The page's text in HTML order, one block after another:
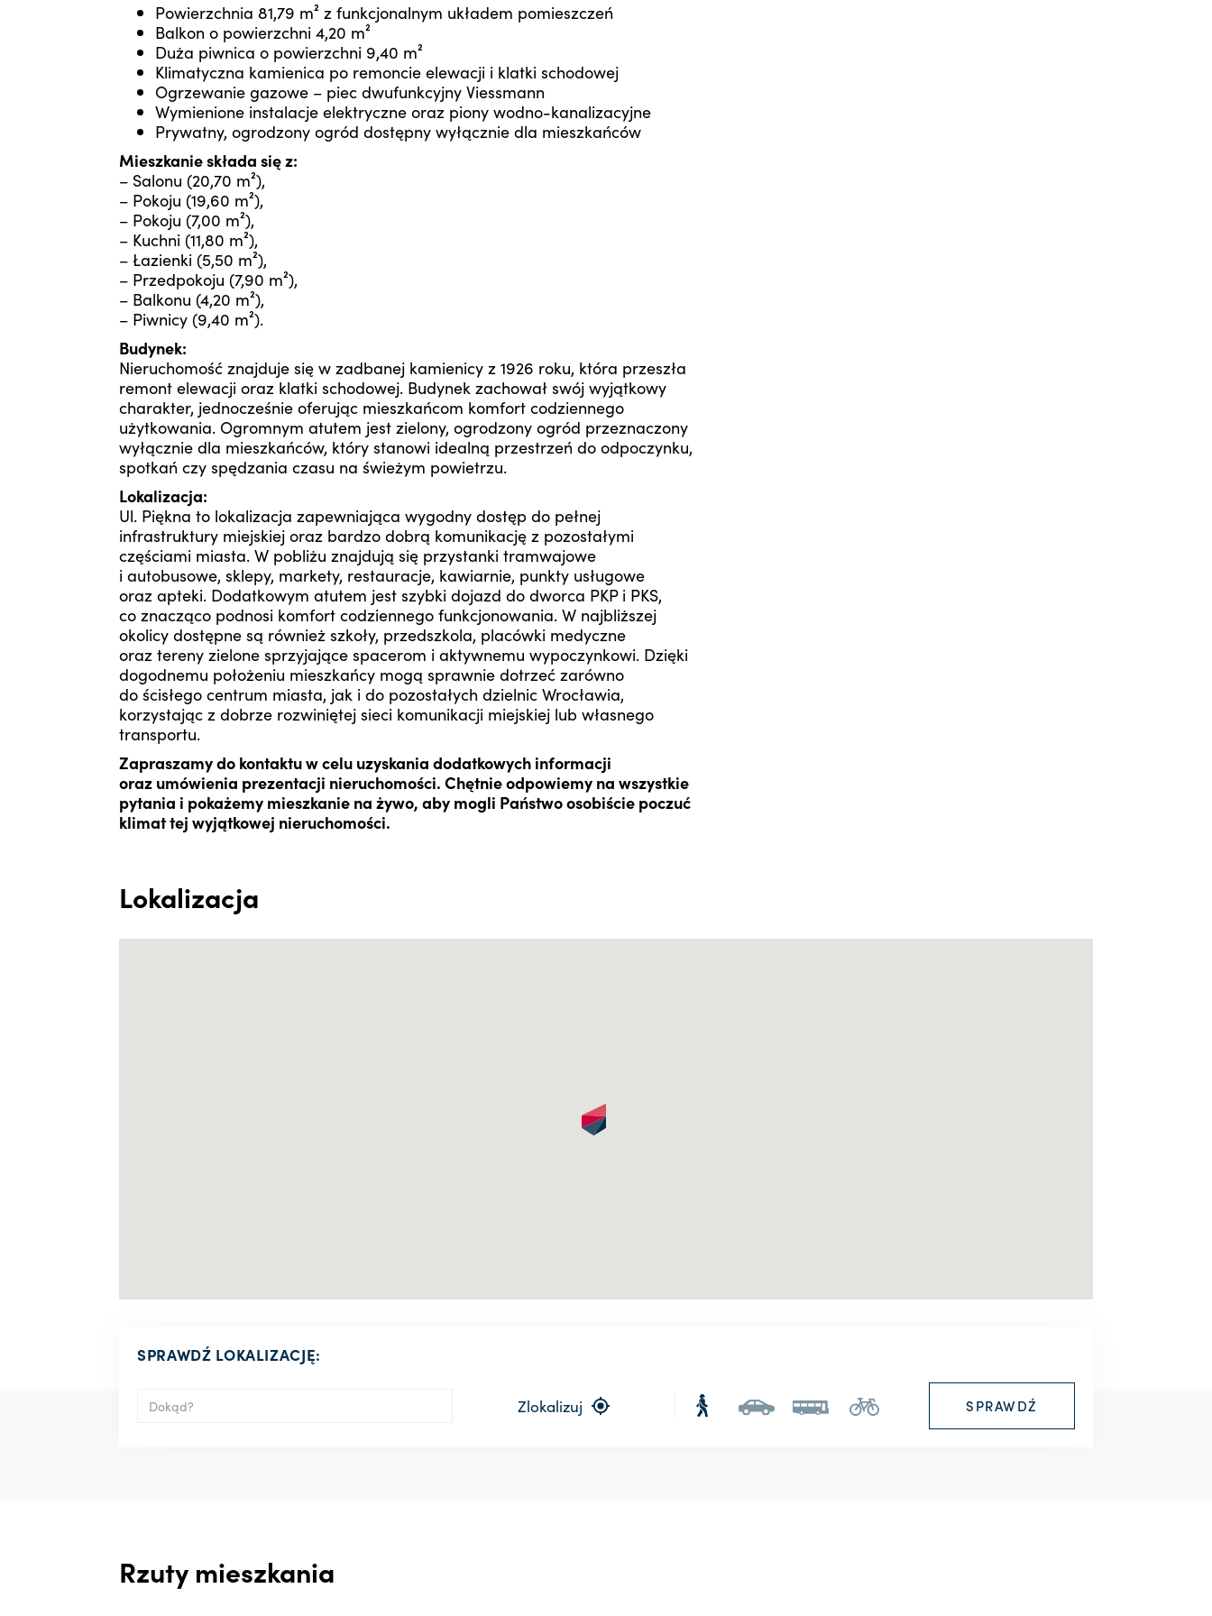
Powierzchnia 81,79 m² z funkcjonalnym układem pomieszczeń
Balkon o powierzchni 4,20 m²
Duża piwnica o powierzchni 9,40 m²
Klimatyczna kamienica po remoncie elewacji i klatki schodowej
Ogrzewanie gazowe – piec dwufunkcyjny Viessmann
Wymienione instalacje elektryczne oraz piony wodno-kanalizacyjne
Prywatny, ogrodzony ogród dostępny wyłącznie dla mieszkańców
Mieszkanie składa się z:
– Salonu (20,70 m²),
– Pokoju (19,60 m²),
– Pokoju (7,00 m²),
– Kuchni (11,80 m²),
– Łazienki (5,50 m²),
– Przedpokoju (7,90 m²),
– Balkonu (4,20 m²),
– Piwnicy (9,40 m²).
Budynek:
Nieruchomość znajduje się w zadbanej kamienicy z 1926 roku, która przeszła
remont elewacji oraz klatki schodowej. Budynek zachował swój wyjątkowy
charakter, jednocześnie oferując mieszkańcom komfort codziennego
użytkowania. Ogromnym atutem jest zielony, ogrodzony ogród przeznaczony
wyłącznie dla mieszkańców, który stanowi idealną przestrzeń do odpoczynku,
spotkań czy spędzania czasu na świeżym powietrzu.
Lokalizacja:
Ul. Piękna to lokalizacja zapewniająca wygodny dostęp do pełnej
infrastruktury miejskiej oraz bardzo dobrą komunikację z pozostałymi
częściami miasta. W pobliżu znajdują się przystanki tramwajowe
i autobusowe, sklepy, markety, restauracje, kawiarnie, punkty usługowe
oraz apteki. Dodatkowym atutem jest szybki dojazd do dworca PKP i PKS,
co znacząco podnosi komfort codziennego funkcjonowania. W najbliższej
okolicy dostępne są również szkoły, przedszkola, placówki medyczne
oraz tereny zielone sprzyjające spacerom i aktywnemu wypoczynkowi. Dzięki
dogodnemu położeniu mieszkańcy mogą sprawnie dotrzeć zarówno
do ścisłego centrum miasta, jak i do pozostałych dzielnic Wrocławia,
korzystając z dobrze rozwiniętej sieci komunikacji miejskiej lub własnego
transportu.
Zapraszamy do kontaktu w celu uzyskania dodatkowych informacji
oraz umówienia prezentacji nieruchomości. Chętnie odpowiemy na wszystkie
pytania i pokażemy mieszkanie na żywo, aby mogli Państwo osobiście poczuć
klimat tej wyjątkowej nieruchomości.
Lokalizacja
SPRAWDŹ LOKALIZACJĘ:
Zlokalizuj
Rzuty mieszkania